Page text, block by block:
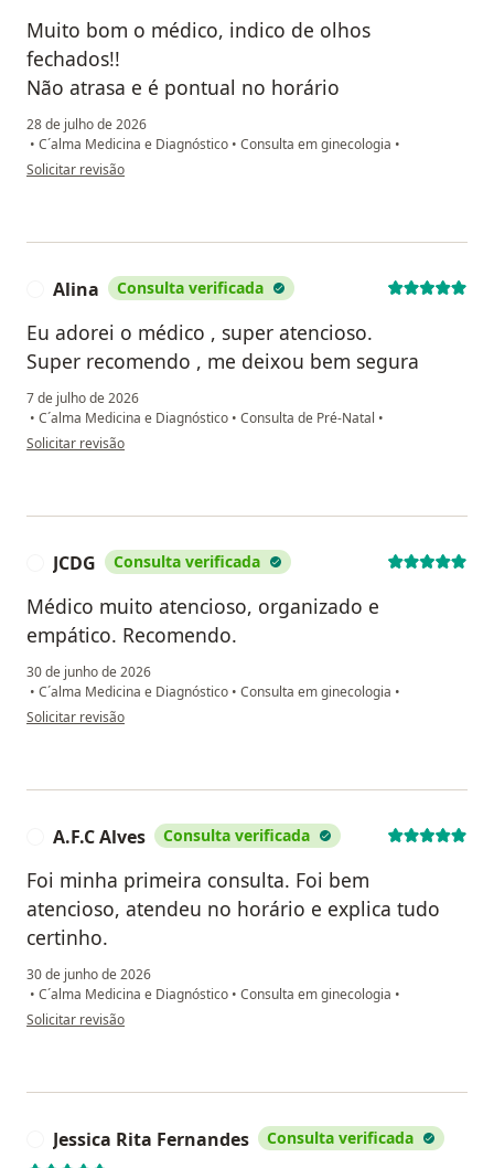
Muito bom o médico, indico de olhos
fechados!!
Não atrasa e é pontual no horário
28 de julho de 2026
• C´alma Medicina e Diagnóstico • Consulta em ginecologia •
na opinião do utilizador MEF
Solicitar revisão
Alina Consulta verificada
Eu adorei o médico , super atencioso.
Super recomendo , me deixou bem segura
7 de julho de 2026
• C´alma Medicina e Diagnóstico • Consulta de Pré-Natal •
na opinião do utilizador Alina
Solicitar revisão
JCDG Consulta verificada
Médico muito atencioso, organizado e
empático. Recomendo.
30 de junho de 2026
• C´alma Medicina e Diagnóstico • Consulta em ginecologia •
na opinião do utilizador JCDG
Solicitar revisão
A.F.C Alves Consulta verificada
Foi minha primeira consulta. Foi bem
atencioso, atendeu no horário e explica tudo
certinho.
30 de junho de 2026
• C´alma Medicina e Diagnóstico • Consulta em ginecologia •
na opinião do utilizador A.F.C Alves
Solicitar revisão
Jessica Rita Fernandes Consulta verificada